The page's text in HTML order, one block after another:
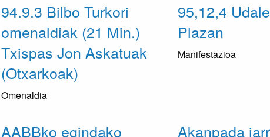
94.9.3 Bilbo Turkori
omenaldiak (21 Min.)
Txispas Jon Askatuak
(Otxarkoak)
Omenaldia
95,12,4
Plazan
Manifestazioa
AABBko egindako
Akanpada